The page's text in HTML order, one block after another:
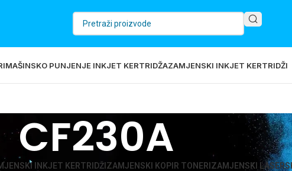
MAŠINSKO PUNJENJE INKJET KERTRIDŽAZAMJENSKI INKJET KERTRIDŽI
CF230A
INKJET KERTRIDŽI ZAMJENSKI KOPIR TONERI ZAMJENSKI